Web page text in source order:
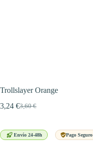
Trollslayer Orange
3,60€
El
era:
3,24 €El
es:
Envío 24-48h Pago Seguro